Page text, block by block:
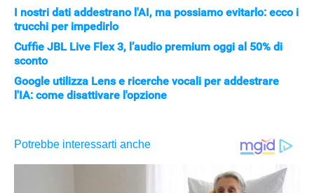
APPLE
I nostri dati addestrano l'AI, ma possiamo evitarlo: ecco i
trucchi per impedirlo
Cuffie JBL Live Flex 3, l’audio premium oggi al 50% di
sconto
Google utilizza Lens e ricerche vocali per addestrare
l'IA: come disattivare l'opzione